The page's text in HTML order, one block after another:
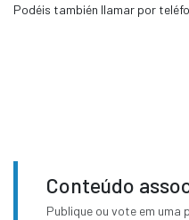
Podéis también llamar por
Conteúdo
Publique ou vote em uma